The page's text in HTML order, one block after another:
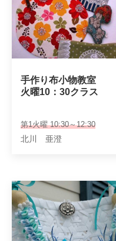
手作り布小物教室
火曜10：30クラス
第1火曜 10:30～12:30
北川 亜澄